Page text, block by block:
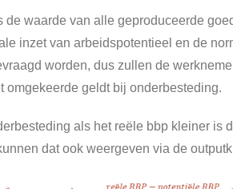
de waarde van alle geproduceerde
inzet van arbeidspotentieel en de
worden, dus zullen de
omgekeerde geldt bij onderbesteding.
als het reële bbp kleiner is
dat ook weergeven via de